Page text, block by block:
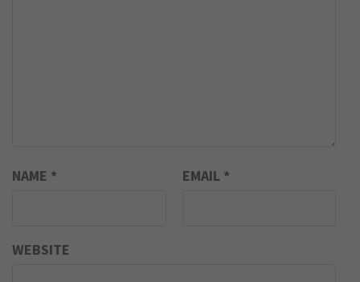
NAME * EMAIL *
WEBSITE